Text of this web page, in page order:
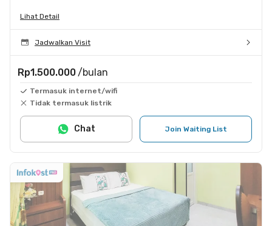
Lihat Detail
Jadwalkan Visit
Rp1.500.000 /bulan
Termasuk internet/wifi
Tidak termasuk listrik
Join Waiting List
Chat